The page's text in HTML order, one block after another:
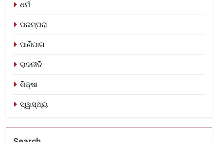
ଧର୍ମ
ପରମ୍ପରା
ପାଣିପାଗ
ରାଜନୀତି
ଶିକ୍ଷା
ସ୍ୱାସ୍ଥ୍ୟ